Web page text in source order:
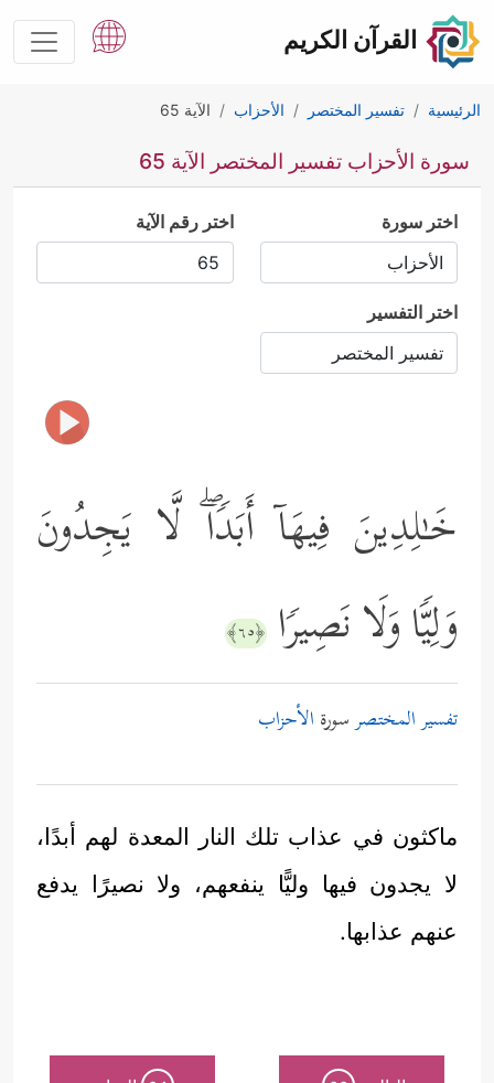
القرآن الكريم
الرئيسية تفسير المختصر الأحزاب الآية 65
سورة الأحزاب تفسير المختصر الآية 65
اختر سورة اختر رقم الآية
اختر التفسير
خَـٰلِدِینَ فِیهَاۤ أَبَدࣰاۖ لَّا یَجِدُونَ
وَلِیࣰّا وَلَا نَصِیرࣰا ﴿٦٥﴾
تفسير المختصرسورة الأحزاب
ماكثون في عذاب تلك النار المعدة لهم أبدًا،
لا يجدون فيها وليًّا ينفعهم، ولا نصيرًا يدفع
عنهم عذابها.